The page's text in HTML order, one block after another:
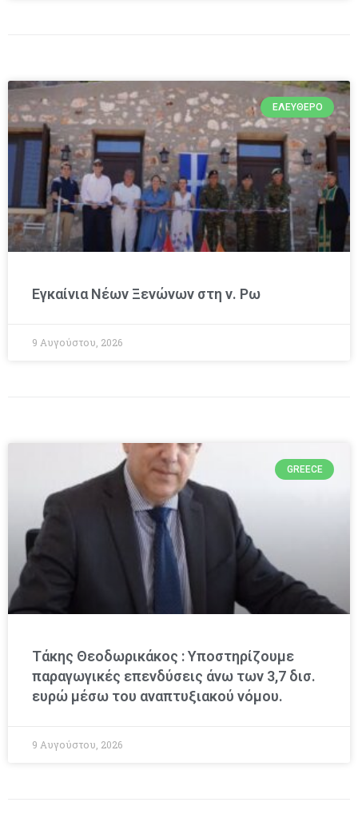
ΕΛΕΎΘΕΡΟ
Εγκαίνια Νέων Ξενώνων στη ν. Ρω
9 Αυγούστου, 2026
GREECE
Τάκης Θεοδωρικάκος : Υποστηρίζουμε
παραγωγικές επενδύσεις άνω των 3,7 δισ.
ευρώ μέσω του αναπτυξιακού νόμου.
9 Αυγούστου, 2026